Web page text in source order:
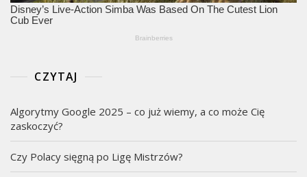
CZYTAJ
Algorytmy Google 2025 – co już wiemy, a co może Cię
zaskoczyć?
Czy Polacy sięgną po Ligę Mistrzów?